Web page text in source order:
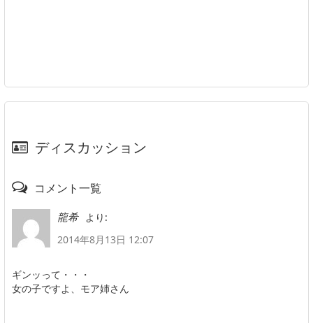
ディスカッション
コメント一覧
龍希
より:
2014年8月13日 12:07
ギンッって・・・
女の子ですよ、モア姉さん